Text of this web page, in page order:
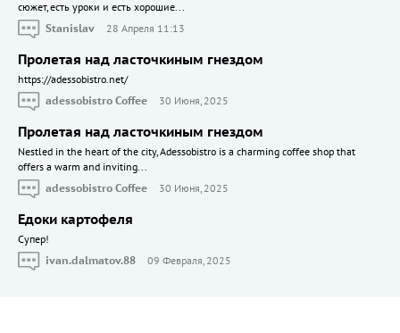
сюжет, есть уроки и есть хорошие...
Stanislav
28 Апреля 11:13
Пролетая над ласточкиным гнездом
https://adessobistro.net/
adessobistro Coffee
30 Июня, 2025
Пролетая над ласточкиным гнездом
Nestled in the heart of the city, Adessobistro is a charming coffee shop that
offers a warm and inviting...
adessobistro Coffee
30 Июня, 2025
Едоки картофеля
Cупер!
ivan.dalmatov.88
09 Февраля, 2025